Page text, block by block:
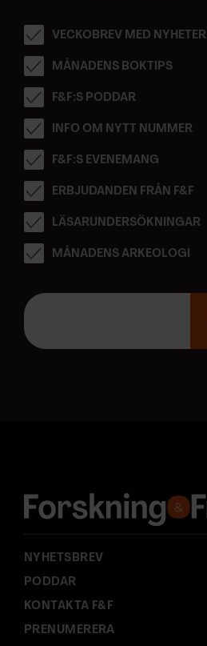
VECKOBREV MED NYHETER
MÅNADENS BOKTIPS
F&F:S PODDAR
INFO OM NYTT NUMMER
F&F:S EVENEMANG
ERBJUDANDEN FRÅN F&F
LÄSARUNDERSÖKNINGAR
MÅNADENS ARKEOLOGI
E
p
s
:
NYHETSBREV
PODDAR
KONTAKTA F&F
PRENUMERERA